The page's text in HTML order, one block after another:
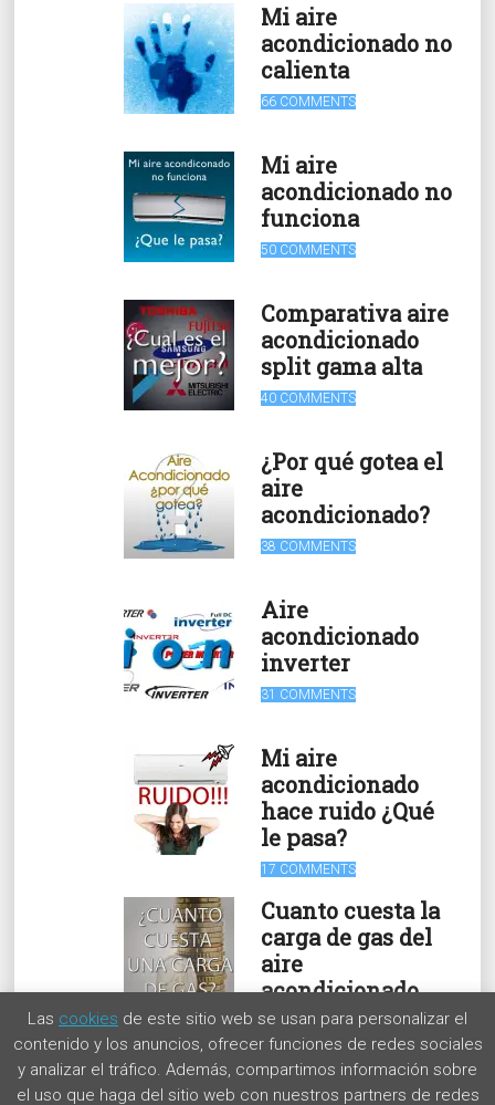
Mi aire
acondicionado no
calienta
66 COMMENTS
Mi aire
acondicionado no
funciona
50 COMMENTS
Comparativa aire
acondicionado
split gama alta
40 COMMENTS
¿Por qué gotea el
aire
acondicionado?
38 COMMENTS
Aire
acondicionado
inverter
31 COMMENTS
Mi aire
acondicionado
hace ruido ¿Qué
le pasa?
17 COMMENTS
Cuanto cuesta la
carga de gas del
aire
acondicionado
15 COMMENTS
Las cookies de este sitio web se usan para personalizar el
contenido y los anuncios, ofrecer funciones de redes sociales
y analizar el tráfico. Además, compartimos información sobre
el uso que haga del sitio web con nuestros partners de redes